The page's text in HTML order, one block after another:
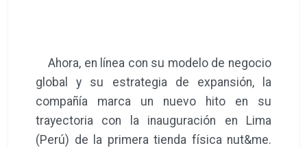
Ahora, en línea con su modelo de negocio
global y su estrategia de expansión, la
compañía marca un nuevo hito en su
trayectoria con la inauguración en Lima
(Perú) de la primera tienda física nut&me.